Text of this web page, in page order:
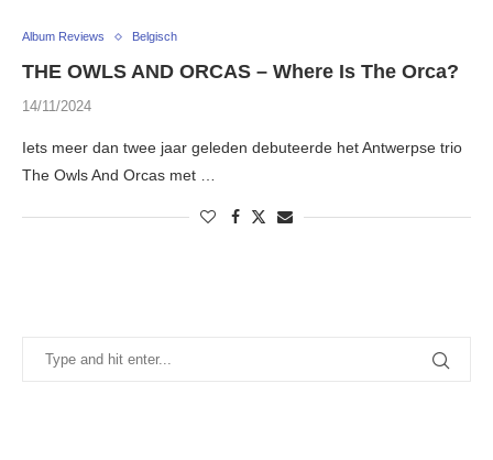
Album Reviews Belgisch
THE OWLS AND ORCAS – Where Is The Orca?
14/11/2024
Iets meer dan twee jaar geleden debuteerde het Antwerpse trio
The Owls And Orcas met …